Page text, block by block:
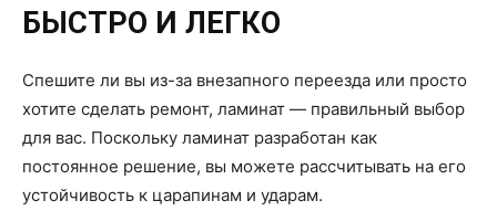
БЫСТРО И ЛЕГКО
Спешите ли вы из-за внезапного переезда или просто
хотите сделать ремонт, ламинат — правильный выбор
для вас. Поскольку ламинат разработан как
постоянное решение, вы можете рассчитывать на его
устойчивость к царапинам и ударам.